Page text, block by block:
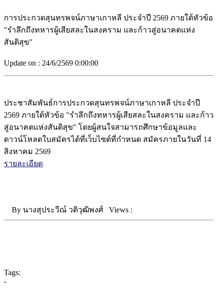
การประกวดสุนทรพจน์ภาษาเกาหลี ประจำปี 2569 ภายใต้หัวข้อ
"รำลึกถึงทหารผู้เสียสละในสงคราม และก้าวสู่อนาคตแห่ง
สันติสุข"
Update on : 24/6/2569 0:00:00
ประชาสัมพันธ์การประกวดสุนทรพจน์ภาษาเกาหลี ประจำปี
2569 ภายใต้หัวข้อ "รำลึกถึงทหารผู้เสียสละในสงคราม และก้าว
สู่อนาคตแห่งสันติสุข" โดยผู้สนใจสามารถศึกษาข้อมูลและ
ดาวน์โหลดใบสมัครได้ที่เว็บไซต์ที่กำหนด สมัครภายในวันที่ 14
สิงหาคม 2569
รายละเอียด
By นางสุประวีณ์ วติวุฒิพงศ์ Views :
Tags:
-